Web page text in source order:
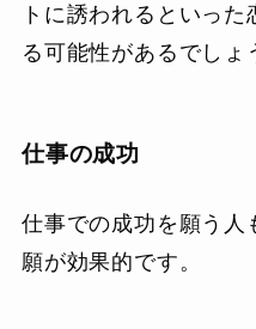
トに誘われるといっ
る可能性があるでしょ
仕事の成功
仕事での成功を願う人
願が効果的です。